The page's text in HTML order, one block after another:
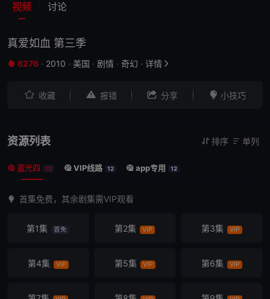
视频 讨论
真爱如血 第三季
 6276 · 2010 · 美国 · 剧情 · 奇幻 · 详情 
 收藏  报错  分享  小技巧
资源列表  排序  单列
 蓝光四 12  VIP线路 12  app专用 12
首集免费，其余剧集需VIP观看
第1集 首免 第2集 VIP 第3集 VIP
第4集 VIP 第5集 VIP 第6集 VIP